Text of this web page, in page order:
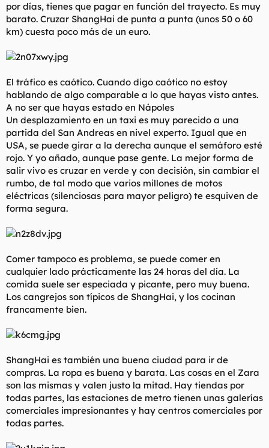
por días, tienes que pagar en función del trayecto. Es muy
barato. Cruzar ShangHai de punta a punta (unos 50 o 60
km) cuesta poco más de un euro.
El tráfico es caótico. Cuando digo caótico no estoy
hablando de algo comparable a lo que hayas visto antes.
A no ser que hayas estado en Nápoles
Un desplazamiento en un taxi es muy parecido a una
partida del San Andreas en nivel experto. Igual que en
USA, se puede girar a la derecha aunque el semáforo esté
rojo. Y yo añado, aunque pase gente. La mejor forma de
salir vivo es cruzar en verde y con decisión, sin cambiar el
rumbo, de tal modo que varios millones de motos
eléctricas (silenciosas para mayor peligro) te esquiven de
forma segura.
Comer tampoco es problema, se puede comer en
cualquier lado prácticamente las 24 horas del día. La
comida suele ser especiada y picante, pero muy buena.
Los cangrejos son típicos de ShangHai, y los cocinan
francamente bien.
ShangHai es también una buena ciudad para ir de
compras. La ropa es buena y barata. Las cosas en el Zara
son las mismas y valen justo la mitad. Hay tiendas por
todas partes, las estaciones de metro tienen unas galerías
comerciales impresionantes y hay centros comerciales por
todas partes.